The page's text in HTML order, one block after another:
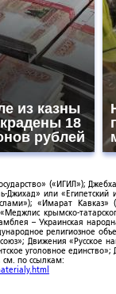
из казны
18
рублей
(«ИГИЛ»);
или «Египетский
«Имарат
крымско-
– Украинская
религиозное
Движения
уголовное
см. по ссылкам: